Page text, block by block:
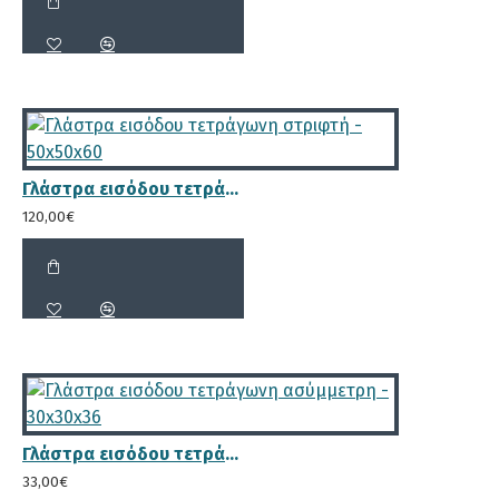
Γλάστρα εισόδου τετράγωνη στριφτή - 50x50x60
120,00€
Γλάστρα εισόδου τετράγωνη ασύμμετρη - 30x30x36
33,00€